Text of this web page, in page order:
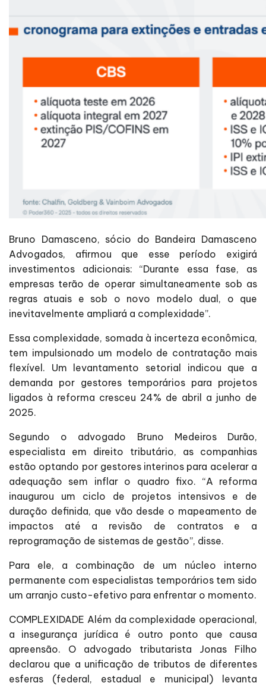
Bruno Damasceno, sócio do Bandeira Damasceno
Advogados, afirmou que esse período exigirá
investimentos adicionais: “Durante essa fase, as
empresas terão de operar simultaneamente sob as
regras atuais e sob o novo modelo dual, o que
inevitavelmente ampliará a complexidade”.
Essa complexidade, somada à incerteza econômica,
tem impulsionado um modelo de contratação mais
flexível. Um levantamento setorial indicou que a
demanda por gestores temporários para projetos
ligados à reforma cresceu 24% de abril a junho de
2025.
Segundo o advogado Bruno Medeiros Durão,
especialista em direito tributário, as companhias
estão optando por gestores interinos para acelerar a
adequação sem inflar o quadro fixo. “A reforma
inaugurou um ciclo de projetos intensivos e de
duração definida, que vão desde o mapeamento de
impactos até a revisão de contratos e a
reprogramação de sistemas de gestão”, disse.
Para ele, a combinação de um núcleo interno
permanente com especialistas temporários tem sido
um arranjo custo-efetivo para enfrentar o momento.
COMPLEXIDADE Além da complexidade operacional,
a insegurança jurídica é outro ponto que causa
apreensão. O advogado tributarista Jonas Filho
declarou que a unificação de tributos de diferentes
esferas (federal, estadual e municipal) levanta